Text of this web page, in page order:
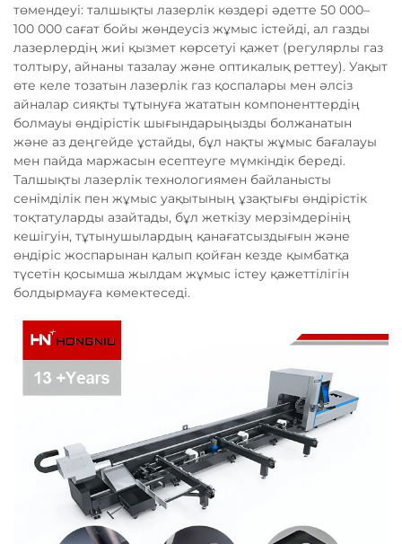
төмендеуі: талшықты лазерлік көздері әдетте 50 000–
100 000 сағат бойы жөндеусіз жұмыс істейді, ал газды
лазерлердің жиі қызмет көрсетуі қажет (регулярлы газ
толтыру, айнаны тазалау және оптикалық реттеу). Уақыт
өте келе тозатын лазерлік газ қоспалары мен әлсіз
айналар сияқты тұтынуға жататын компоненттердің
болмауы өндірістік шығындарыңызды болжанатын
және аз деңгейде ұстайды, бұл нақты жұмыс бағалауы
мен пайда маржасын есептеуге мүмкіндік береді.
Талшықты лазерлік технологиямен байланысты
сенімділік пен жұмыс уақытының ұзақтығы өндірістік
тоқтатуларды азайтады, бұл жеткізу мерзімдерінің
кешігуін, тұтынушылардың қанағатсыздығын және
өндіріс жоспарынан қалып қойған кезде қымбатқа
түсетін қосымша жылдам жұмыс істеу қажеттілігін
болдырмауға көмектеседі.